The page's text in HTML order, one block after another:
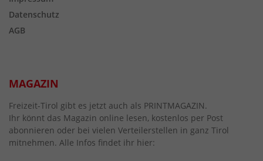
Datenschutz
AGB
MAGAZIN
Freizeit-Tirol gibt es jetzt auch als PRINTMAGAZIN.
Ihr könnt das Magazin online lesen, kostenlos per Post
abonnieren oder bei vielen Verteilerstellen in ganz Tirol
mitnehmen. Alle Infos findet ihr hier: